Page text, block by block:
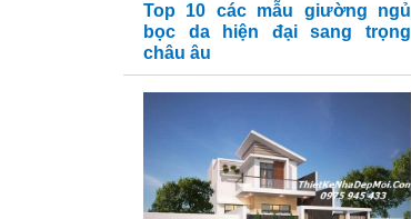
Top 10 các mẫu giường ngủ
bọc da hiện đại sang trọng
châu âu